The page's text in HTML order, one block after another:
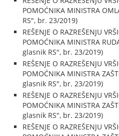
POMOĆNIKA MINISTRA
RS", br. 23/2019)
REŠENJE O RAZREŠENJU
POMOĆNIKA MINISTRA
glasnik RS", br. 23/2019)
REŠENJE O RAZREŠENJU
POMOĆNIKA MINISTRA
glasnik RS", br. 23/2019)
REŠENJE O RAZREŠENJU
POMOĆNIKA MINISTRA
glasnik RS", br. 23/2019)
REŠENJE O RAZREŠENJU